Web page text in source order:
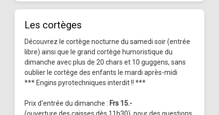
Les cortèges
Découvrez le cortège nocturne du samedi soir (entrée
libre) ainsi que le grand cortège humoristique du
dimanche avec plus de 20 chars et 10 guggens, sans
oublier le cortège des enfants le mardi après-midi
*** Engins pyrotechniques interdit !! ***
Prix d'entrée du dimanche : Frs 15.-